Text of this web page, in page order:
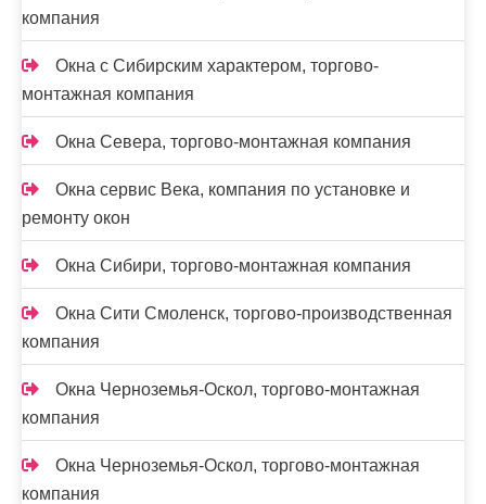
компания
Окна с Сибирским характером, торгово-
монтажная компания
Окна Севера, торгово-монтажная компания
Окна сервис Века, компания по установке и
ремонту окон
Окна Сибири, торгово-монтажная компания
Окна Сити Смоленск, торгово-производственная
компания
Окна Черноземья-Оскол, торгово-монтажная
компания
Окна Черноземья-Оскол, торгово-монтажная
компания